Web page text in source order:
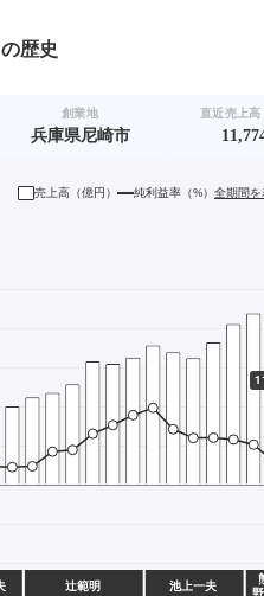
の歴史
創業地
兵庫県尼崎市
直近売上高
売上高（億円） 純利益率（%） 全期間を